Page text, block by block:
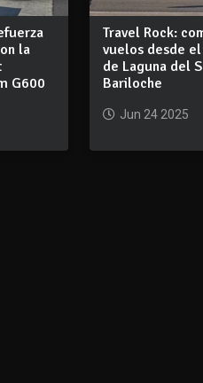
la
G600
Travel Rock:
vuelos desde
de Laguna del
Bariloche
Jun 24 2025